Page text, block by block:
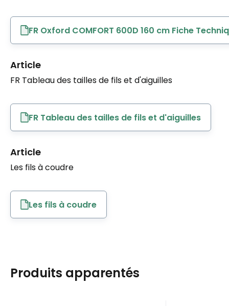
FR Oxford COMFORT 600D 160 cm Fiche
Article
FR Tableau des tailles de fils et d'aiguilles
FR Tableau des tailles de fils et d'aiguilles
Article
Les fils à coudre
Les fils à coudre
Produits apparentés